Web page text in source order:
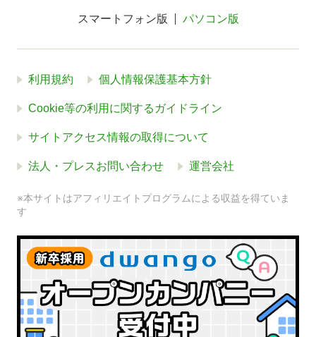
スマートフォン版 パソコン版
利用規約 個人情報保護基本方針
Cookie等の利用に関するガイドライン
サイトアクセス情報の取得について
法人・プレスお問い合わせ 運営会社
※本サイトはアフィリエイトプログラムによる収益を得ていま
す